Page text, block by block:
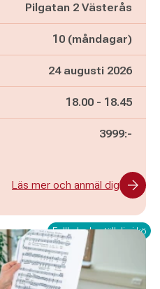
Pilgatan 2 Västerås
10 (måndagar)
24 augusti 2026
Pågår mellan
18.00 - och
18.45
3999:-
Läs mer och anmäl dig
Fullbokad - ställ dig i kö